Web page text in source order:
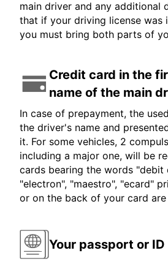
main driver and any additional
that if your driving license was
you must bring both parts of
Credit card in the
name of the main
In case of prepayment, the
the driver's name and
it. For some vehicles, 2
including a major one, will be
cards bearing the words "debit
"electron", "maestro", "ecard"
or on the back of your card
Your passport or ID